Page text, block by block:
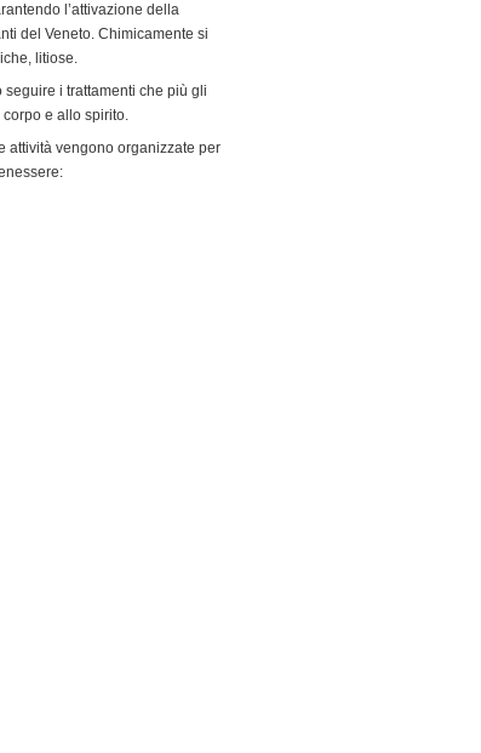
l’attivazione della
del Veneto. Chimicamente si
litiose.
i trattamenti che più gli
e allo spirito.
attività vengono organizzate per